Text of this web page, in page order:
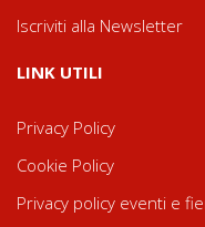
Iscriviti alla Newsletter
LINK UTILI
Privacy Policy
Cookie Policy
Privacy policy eventi e